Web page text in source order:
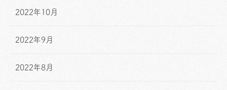
2022年10月
2022年9月
2022年8月